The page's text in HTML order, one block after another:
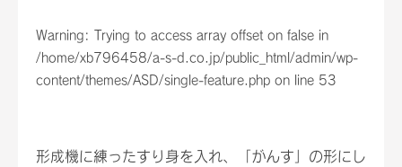
Warning : Trying to access array offset on false in
/home/xb796458/a-s-d.co.jp/public_html/admin/wp-
content/themes/ASD/single-feature.php on line 53
形成機に練ったすり身を入れ、「がんす」の形にし